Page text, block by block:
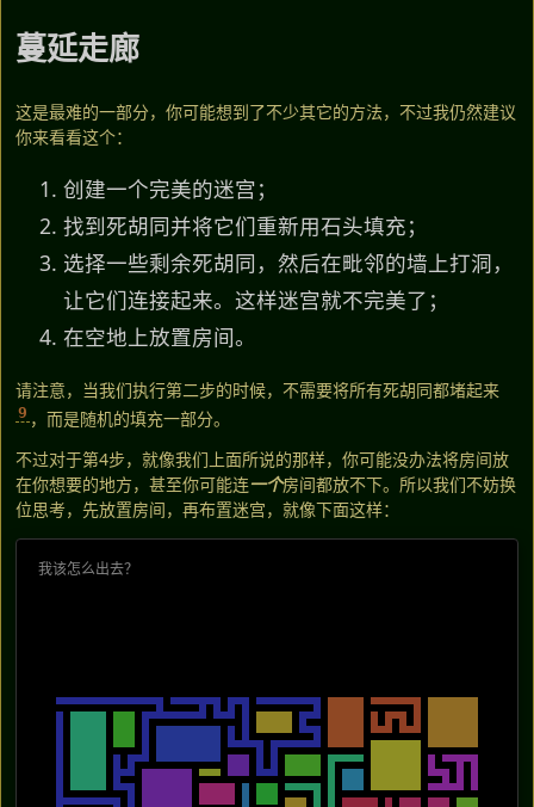
蔓延走廊
这是最难的一部分，你可能想到了不少其它的方法，不过我仍然建议
你来看看这个：
创建一个完美的迷宫；
找到死胡同并将它们重新用石头填充；
选择一些剩余死胡同，然后在毗邻的墙上打洞，
让它们连接起来。这样迷宫就不完美了；
在空地上放置房间。
请注意，当我们执行第二步的时候，不需要将所有死胡同都堵起来
9 ，而是随机的填充一部分。
不过对于第4步，就像我们上面所说的那样，你可能没办法将房间放
在你想要的地方，甚至你可能连一个房间都放不下。所以我们不妨换
位思考，先放置房间，再布置迷宫，就像下面这样：
我该怎么出去？